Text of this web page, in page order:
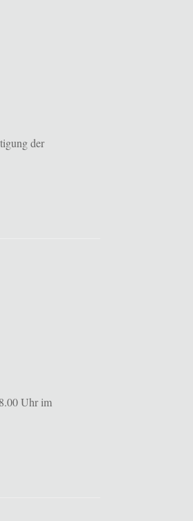
der
Uhr im